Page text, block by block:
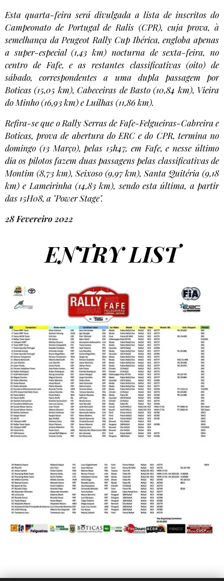
Esta quarta-feira será divulgada a lista de inscritos do
Campeonato de Portugal de Ralis (CPR), cuja prova, à
semelhança da Peugeot Rally Cup Ibérica, engloba apenas
a super-especial (1,43 km) nocturna de sexta-feira, no
centro de Fafe, e as restantes classificativas (oito) de
sábado, correspondentes a uma dupla passagem por
Boticas (15,05 km), Cabeceiras de Basto (10,84 km), Vieira
do Minho (16,93 km) e Luílhas (11,86 km).
Refira-se que o Rally Serras de Fafe-Felgueiras-Cabreira e
Boticas, prova de abertura do ERC e do CPR, termina no
domingo (13 Março), pelas 15h47, em Fafe, e nesse último
dia os pilotos fazem duas passagens pelas classificativas de
Montim (8,73 km), Seixoso (9,97 km), Santa Quitéria (9,18
km) e Lameirinha (14,83 km), sendo esta última, a partir
das 15H08, a "Power Stage".
28 Fevereiro 2022
ENTRY LIST